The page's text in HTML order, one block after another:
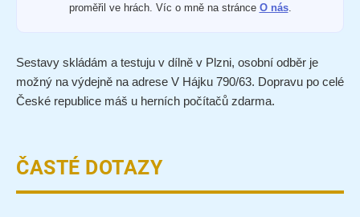
proměřil ve hrách. Víc o mně na stránce O nás.
Sestavy skládám a testuju v dílně v Plzni, osobní odběr je
možný na výdejně na adrese V Hájku 790/63. Dopravu po celé
České republice máš u herních počítačů zdarma.
ČASTÉ DOTAZY